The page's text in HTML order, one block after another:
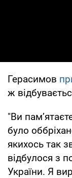
Герасимов
ж
"Ви
було
якихось так
відбулося з
України. Я